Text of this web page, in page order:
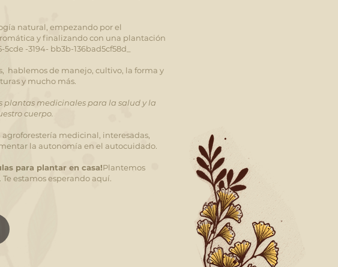
natural, empezando por el
y finalizando con una plantación
-3194- bb3b-136bad5cf58d_
hablemos de manejo, cultivo, la forma y
y mucho más.
plantas medicinales para la salud y la
cuerpo.
medicinal, interesadas,
la autonomía en el autocuidado.
para plantar en casa!Plantemos
estamos esperando aquí.